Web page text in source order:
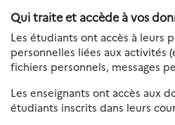
Qui traite et accède à vos
Les étudiants ont accès à leurs
personnelles liées aux activités
fichiers personnels, messages
Les enseignants ont accès aux
étudiants inscrits dans leurs